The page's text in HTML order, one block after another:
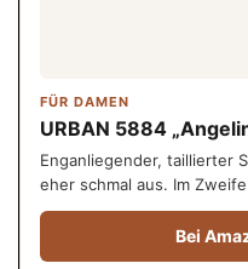
FÜR DAMEN
URBAN 5884
Enganliegender, taillierter
eher schmal aus. Im
Bei